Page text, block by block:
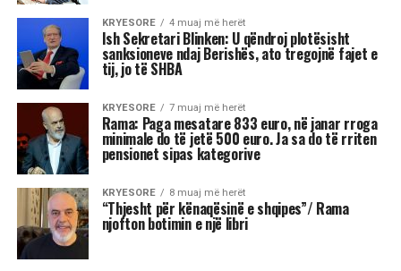
KRYESORE 4 muaj më herët
Ish Sekretari Blinken: U qëndroj plotësisht
sanksioneve ndaj Berishës, ato tregojnë fajet e
tij, jo të SHBA
KRYESORE 7 muaj më herët
Rama: Paga mesatare 833 euro, në janar rroga
minimale do të jetë 500 euro. Ja sa do të rriten
pensionet sipas kategorive
KRYESORE 8 muaj më herët
“Thjesht për kënaqësinë e shqipes”/ Rama
njofton botimin e një libri